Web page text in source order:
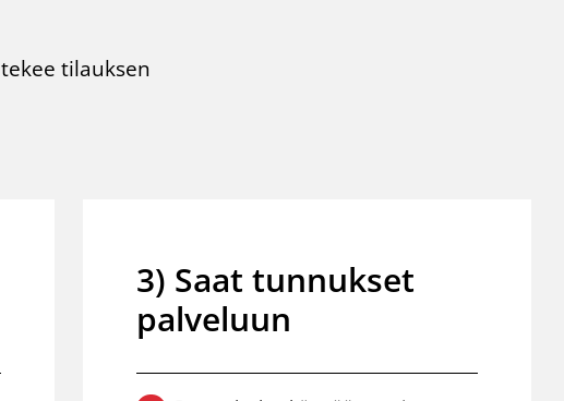
tekee tilauksen
3) Saat tunnukset
palveluun